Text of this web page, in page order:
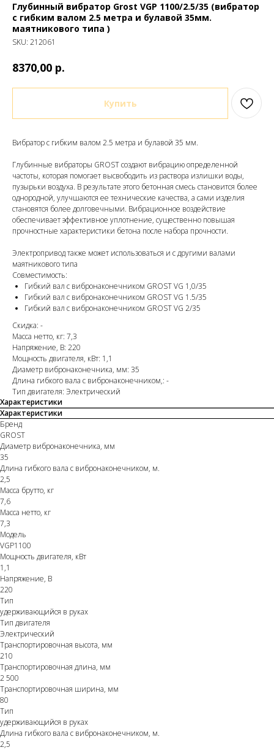
Глубинный вибратор Grost VGP 1100/2.5/35 (вибратор
с гибким валом 2.5 метра и булавой 35мм.
маятникового типа )
SKU: 212061
8370,00 р.
Купить
Вибратор с гибким валом 2.5 метра и булавой 35 мм.
Глубинные вибраторы GROST создают вибрацию определенной
частоты, которая помогает высвободить из раствора излишки воды,
пузырьки воздуха. В результате этого бетонная смесь становится более
однородной, улучшаются ее технические качества, а сами изделия
становятся более долговечными. Вибрационное воздействие
обеспечивает эффективное уплотнение, существенно повышая
прочностные характеристики бетона после набора прочности.
Электропривод также может использоваться и с другими валами
маятникового типа
Совместимость:
Гибкий вал с вибронаконечником GROST VG 1,0/35
Гибкий вал с вибронаконечником GROST VG 1.5/35
Гибкий вал с вибронаконечником GROST VG 2/35
Скидка: -
Масса нетто, кг: 7,3
Напряжение, В: 220
Мощность двигателя, кВт: 1,1
Диаметр вибронаконечника, мм: 35
Длина гибкого вала с вибронаконечником,: -
Тип двигателя: Электрический
Характеристики
Характеристики
Бренд
GROST
Диаметр вибронаконечника, мм
35
Длина гибкого вала с вибронаконечником, м.
2,5
Масса брутто, кг
7,6
Масса нетто, кг
7,3
Модель
VGP1100
Мощность двигателя, кВт
1,1
Напряжение, В
220
Тип
удерживающийся в руках
Тип двигателя
Электрический
Транспортировочная высота, мм
210
Транспортировочная длина, мм
2 500
Транспортировочная ширина, мм
80
Тип
удерживающийся в руках
Длина гибкого вала с вибронаконечником, м.
2,5